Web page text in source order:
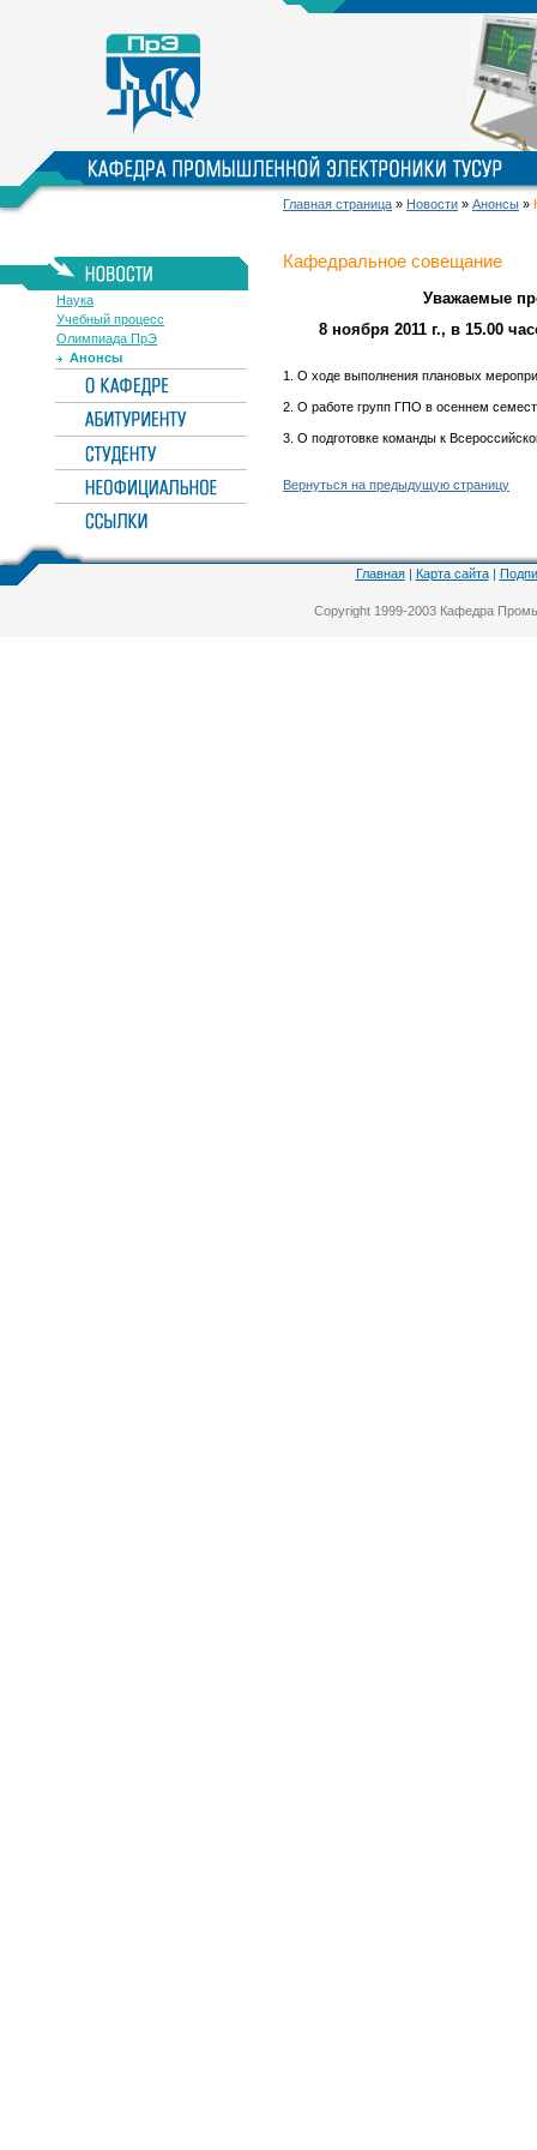
Главная страница » Новости » Анонсы »
Наука
Учебный процесс
Олимпиада ПрЭ
Анонсы
Кафедральное совещание
Уважаемые
8 ноября 2011 г., в 15.00
1. О ходе выполнения плановых
2. О работе групп ГПО в осеннем
3. О подготовке команды к
Вернуться на предыдущую страницу
Главная| Карта сайта|
Copyright 1999-2003 Кафедра